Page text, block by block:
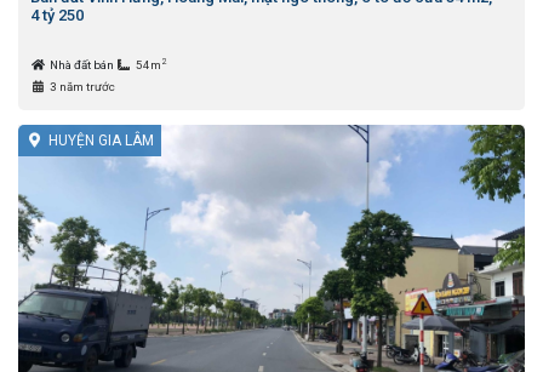
4 tỷ 250
Nhà đất bán 54m 2
3 năm trước
HUYỆN GIA LÂM